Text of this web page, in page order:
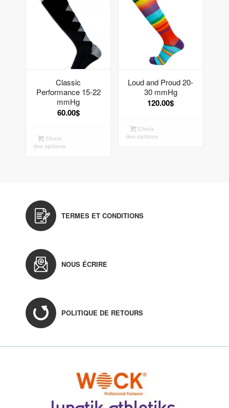
Classic
Performance 15-22
mmHg
60.00$
Choix
des options
Loud and Proud 20-
30 mmHg
120.00$
Choix
des options
TERMES ET CONDITIONS
NOUS ÉCRIRE
POLITIQUE DE RETOURS